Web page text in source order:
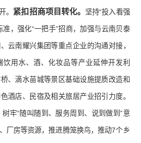
。 紧扣招商项目转化。 坚持“投入看强
准，强化“一把手”招商，加强与云南贝泰
云南耀兴集团等重点企业的沟通对接，
用水、酒、化妆品等产业延伸开发利
、滴水苗城等景区基础设施提质改造和
酒店、民宿及相关旅居产业招引力度。
树牢“随叫随到、服务周到、说到做到”意
厂房等资源，推进腾笼换鸟，推动7个乡